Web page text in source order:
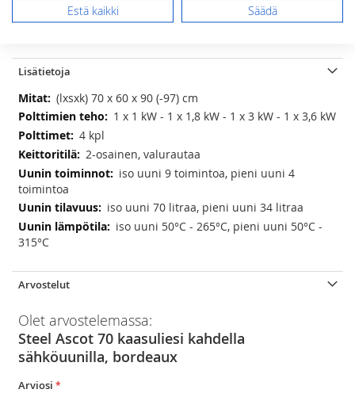
Lisätietoja
Lisätietoja(lxsxk) 70 x 60 x 90 (-97) cm
1 x 1 kW - 1 x 1,8 kW - 1 x 3 kW - 1 x 3,6 kW
4 kpl
2-osainen, valurautaa
iso uuni 9 toimintoa, pieni uuni 4
toimintoa
iso uuni 70 litraa, pieni uuni 34 litraa
iso uuni 50°C - 265°C, pieni uuni 50°C -
315°C
Arvostelut
Olet arvostelemassa:
Steel Ascot 70 kaasuliesi kahdella
sähköuunilla, bordeaux
Arviosi
Estä kaikki Säädä